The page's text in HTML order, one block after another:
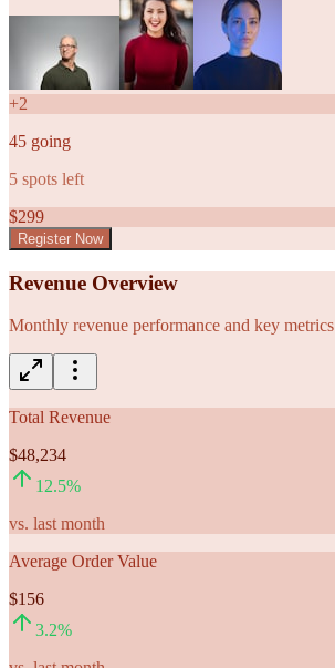
+2
45 going
5 spots left
$299
Register Now
Revenue Overview
Monthly revenue performance and key metrics
Total Revenue
$48,234
12.5%
vs. last month
Average Order Value
$156
3.2%